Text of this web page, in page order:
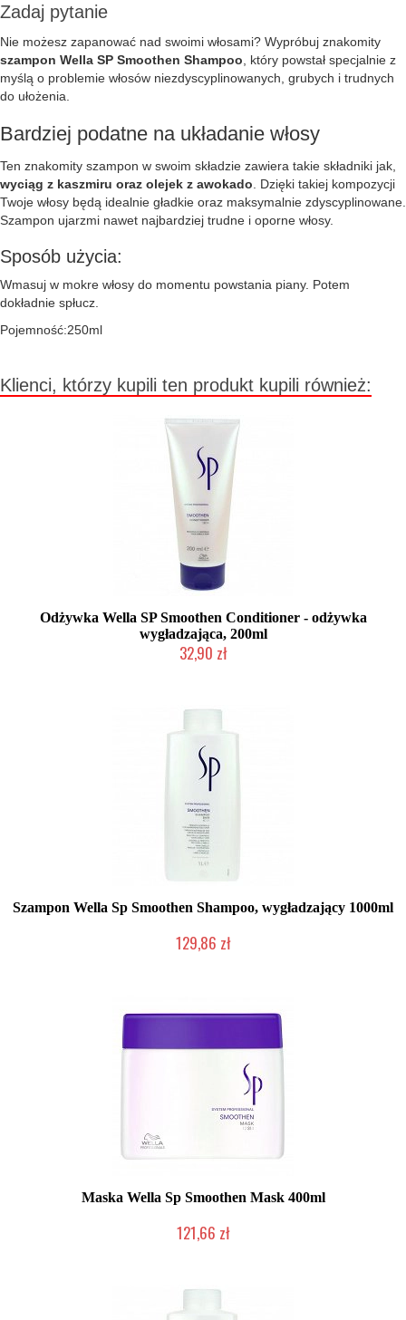
Zadaj pytanie
Nie możesz zapanować nad swoimi włosami? Wypróbuj znakomity
szampon Wella SP Smoothen Shampoo , który powstał specjalnie z
myślą o problemie włosów niezdyscyplinowanych, grubych i trudnych
do ułożenia.
Bardziej podatne na układanie włosy
Ten znakomity szampon w swoim składzie zawiera takie składniki jak,
wyciąg z kaszmiru oraz olejek z awokado . Dzięki takiej kompozycji
Twoje włosy będą idealnie gładkie oraz maksymalnie zdyscyplinowane.
Szampon ujarzmi nawet najbardziej trudne i oporne włosy.
Sposób użycia:
Wmasuj w mokre włosy do momentu powstania piany. Potem
dokładnie spłucz.
Pojemność:250ml
Klienci, którzy kupili ten produkt kupili również:
Odżywka Wella SP Smoothen Conditioner - odżywka
wygładzająca, 200ml
32,90 zł
Szampon Wella Sp Smoothen Shampoo, wygładzający 1000ml
129,86 zł
Maska Wella Sp Smoothen Mask 400ml
121,66 zł